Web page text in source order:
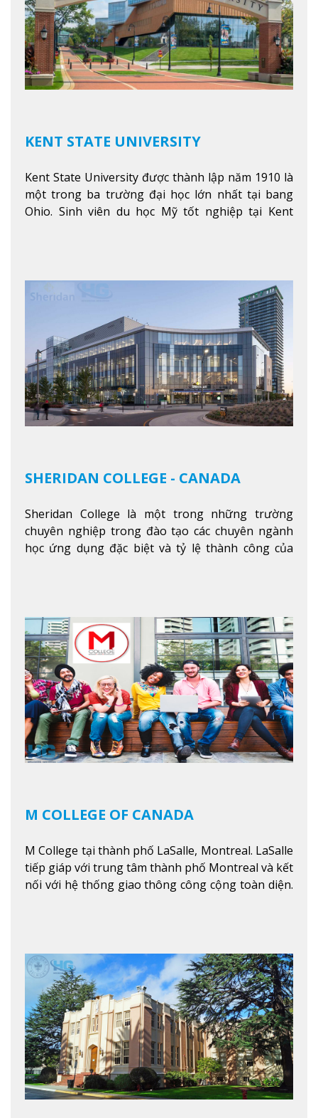
KENT STATE UNIVERSITY
Kent State University được thành lập năm 1910 là
một trong ba trường đại học lớn nhất tại bang
Ohio. Sinh viên du học Mỹ tốt nghiệp tại Kent
SHERIDAN COLLEGE - CANADA
Sheridan College là một trong những trường
chuyên nghiệp trong đào tạo các chuyên ngành
học ứng dụng đặc biệt và tỷ lệ thành công của
thuyết với ứng dụng, chuẩn bị cho sinh viên vào
các công việc của nghệ thuật thị giác và biểu diễn,
kinh doanh, các dịch vụ cộng đồng và ngành nghề
kỹ thuật.Xem thêm
M COLLEGE OF CANADA
M College tại thành phố LaSalle, Montreal. LaSalle
tiếp giáp với trung tâm thành phố Montreal và kết
nối với hệ thống giao thông công cộng toàn diện.
các lớp học - trường có phòng sinh viên rộng rãi
được trang bị các trạm sạc điện thoại di động,
không gian xanh để sinh viên tận hưởng và đỗ xe
tại chỗ. Bên kia đường các trung tâm mua sắm lớn
được bao quanh bởi nhiều doanh nghiệp nhỏ, M
College of Canada sẽ mang đến cho sinh viên cơ
hội trải nghiệm những điều tốt nhất mà thành
phố Montreal mang lại.Xem thêm